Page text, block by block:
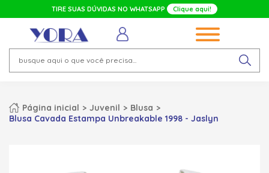
TIRE SUAS DÚVIDAS NO WHATSAPP Clique aqui!
Página inicial Juvenil
Blusa
Blusa Cavada Estampa Unbreakable 1998 - Jaslyn